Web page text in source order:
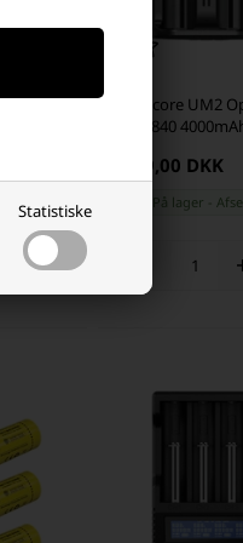
Statistiske
Nitecore UM2
NL1840
439,00 DKK
På lager